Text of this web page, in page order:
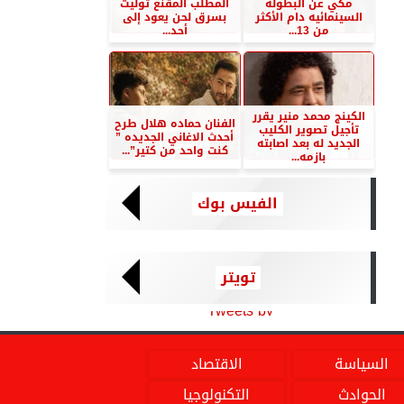
السينمائيه دام الأكثر
من 13...
بسرق لحن يعود إلى
أحد...
الكينج محمد منير يقرر
تأجيل تصوير الكليب
الجديد له بعد اصابته
بازمه...
الفنان حماده هلال طرح
أحدث الاغاني الجديده ”
كنت واحد من كتير”...
الفيس بوك
تويتر
Tweets by
السياسة
الاقتصاد
الحوادث التكنولوجيا